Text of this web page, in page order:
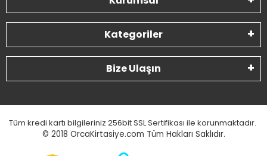
Kategoriler
Bize Ulaşın
Tüm kredi kartı bilgileriniz 256bit SSL Sertifikası ile korunmaktadır.
© 2018 OrcaKirtasiye.com Tüm Hakları Saklıdır.